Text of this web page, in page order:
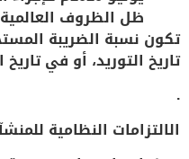
ظل الظروف العالمية
تكون نسبة الضريبة
تاريخ التوريد، أو في تاريخ
.
الالتزامات النظامية